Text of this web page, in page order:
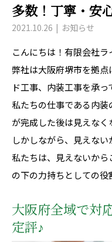
多数！丁寧・安
2021.10.26 お知らせ
こんにちは！有限会社ラ
弊社は大阪府堺市を拠
ド工事、内装工事を承っ
私たちの仕事である内
が完成した後は見えなく
しかしながら、見えない
私たちは、見えないか
の下の力持ちとしての役
大阪府全域で対
定評♪